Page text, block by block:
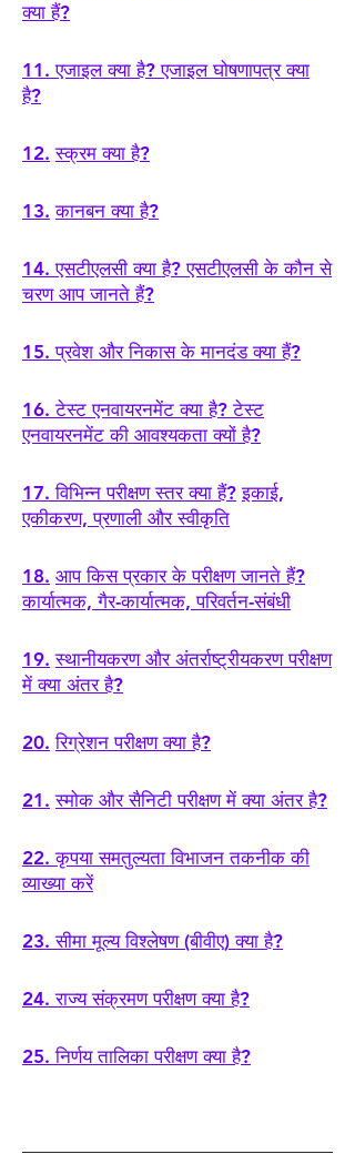
क्या हैं?
11. एजाइल क्या है? एजाइल घोषणापत्र क्या
है?
12. स्क्रम क्या है?
13. कानबन क्या है?
14.एसटीएलसी क्या है? एसटीएलसी के कौन से
चरण आप जानते हैं?
15.प्रवेश और निकास के मानदंड क्या हैं?
16. टेस्ट एनवायरनमेंट क्या है? टेस्ट
एनवायरनमेंट की आवश्यकता क्यों है?
17. विभिन्न परीक्षण स्तर क्या हैं? इकाई,
एकीकरण, प्रणाली और स्वीकृति
18. आप किस प्रकार के परीक्षण जानते हैं?
कार्यात्मक, गैर-कार्यात्मक, परिवर्तन-संबंधी
19. स्थानीयकरण और अंतर्राष्ट्रीयकरण परीक्षण
में क्या अंतर है?
20. रिग्रेशन परीक्षण क्या है?
21. स्मोक और सैनिटी परीक्षण में क्या अंतर है?
22. कृपया समतुल्यता विभाजन तकनीक की
व्याख्या करें
23. सीमा मूल्य विश्लेषण (बीवीए) क्या है?
24. राज्य संक्रमण परीक्षण क्या है?
25. निर्णय तालिका परीक्षण क्या है?